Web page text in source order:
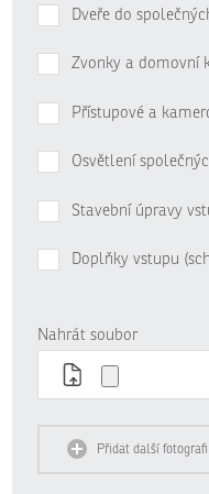
Dveře do
Zvonky a domovní
Přístupové a
Osvětlení
Stavební úpravy
Doplňky vstupu
Nahrát soubor
Přidat další